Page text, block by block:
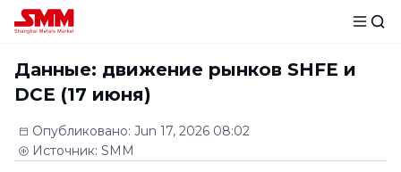
Данные: движение рынков SHFE и
DCE (17 июня)
Опубликовано: Jun 17, 2026 08:02
Источник: SMM